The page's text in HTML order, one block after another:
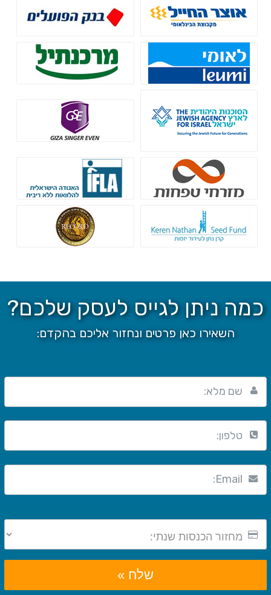
בנק אוצר החייל - מימון לעסקים
בנק לאומי - הלוואות בערבות
מדינה
בנק מרכנתיל - גיוס אשראי
גיזה זינגר אבן
בנק מזרחי טפחות
קרן נתן - הלוואות ללא ריבית רקורד חיתום
כמה ניתן לגייס לעסק שלכם?
השאירו כאן פרטים ונחזור אליכם בהקדם:
שם מלא:
טלפון:
Email:
שלח »